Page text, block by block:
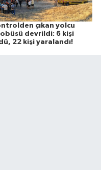
çıkan yolcu
devrildi: 6 kişi
22 kişi yaralandı!